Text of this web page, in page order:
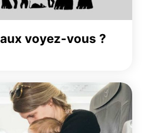
voyez-vous ?